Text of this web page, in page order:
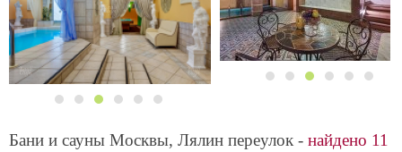
Бани и сауны Москвы, Лялин переулок - найдено 11